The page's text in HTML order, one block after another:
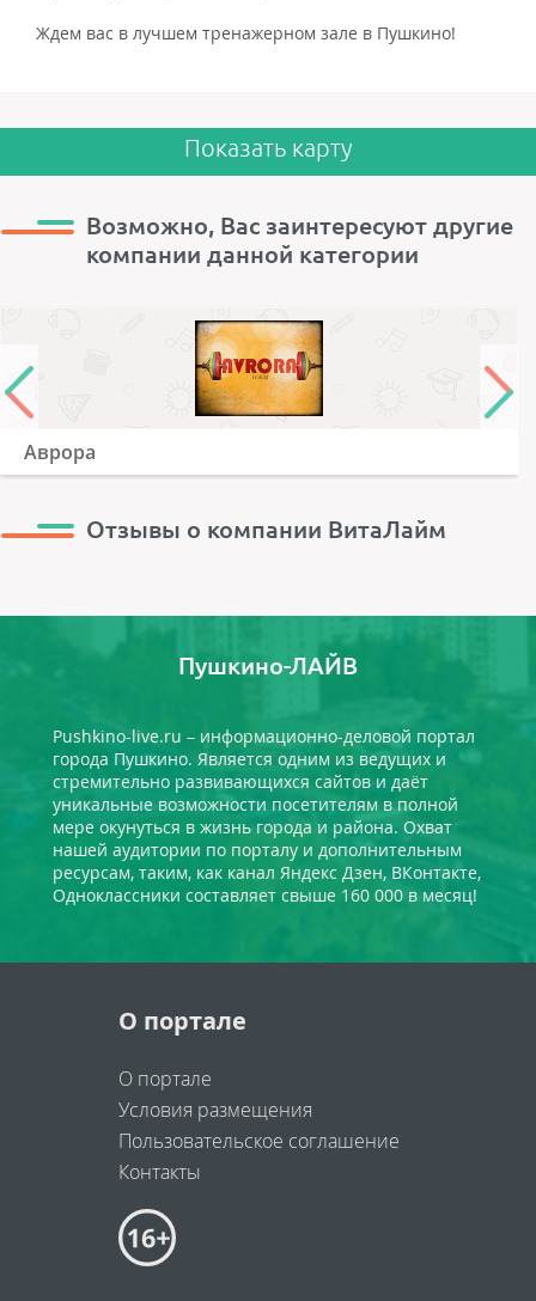
Ждем вас в лучшем тренажерном зале в Пушкино!
Показать карту
Возможно, Вас заинтересуют другие
компании данной категории
Аврора
Отзывы о компании ВитаЛайм
Пушкино-ЛАЙВ
Pushkino-live.ru – информационно-деловой портал
города Пушкино. Является одним из ведущих и
стремительно развивающихся сайтов и даёт
уникальные возможности посетителям в полной
мере окунуться в жизнь города и района. Охват
нашей аудитории по порталу и дополнительным
ресурсам, таким, как канал Яндекс Дзен, ВКонтакте,
Одноклассники составляет свыше 160 000 в месяц!
О портале
О портале
Условия размещения
Пользовательское соглашение
Контакты